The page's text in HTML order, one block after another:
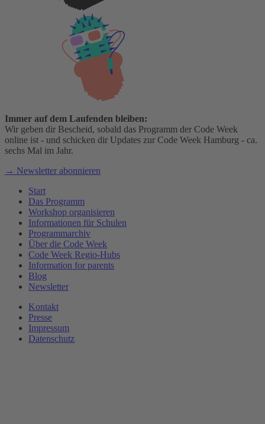
Immer auf dem Laufenden bleiben:
Wir geben dir Bescheid, sobald das Programm der Code Week
online ist - und schicken dir Updates zur Code Week Hamburg - ca.
sechs Mal im Jahr.
→ Newsletter abonnieren
Start
Das Programm
Workshop organisieren
Informationen für Schulen
Programmarchiv
Über die Code Week
Code Week Regio-Hubs
Information for parents
Blog
Newsletter
Kontakt
Presse
Impressum
Datenschutz